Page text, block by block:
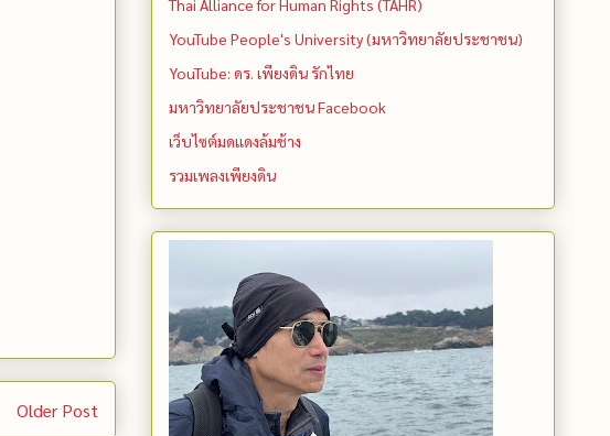
Older Post
Thai Alliance for Human Rights (TAHR)
YouTube People's University (มหาวิทยาลัยประชาชน)
YouTube: ดร. เพียงดิน รักไทย
มหาวิทยาลัยประชาชน Facebook
เว็บไซต์มดแดงล้มช้าง
รวมเพลงเพียงดิน